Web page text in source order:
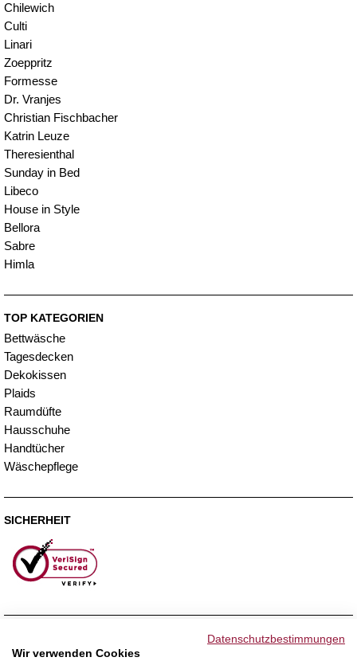
Chilewich
Culti
Linari
Zoeppritz
Formesse
Dr. Vranjes
Christian Fischbacher
Katrin Leuze
Theresienthal
Sunday in Bed
Libeco
House in Style
Bellora
Sabre
Himla
TOP KATEGORIEN
Bettwäsche
Tagesdecken
Dekokissen
Plaids
Raumdüfte
Hausschuhe
Handtücher
Wäschepflege
SICHERHEIT
Datenschutzbestimmungen
Wir verwenden Cookies